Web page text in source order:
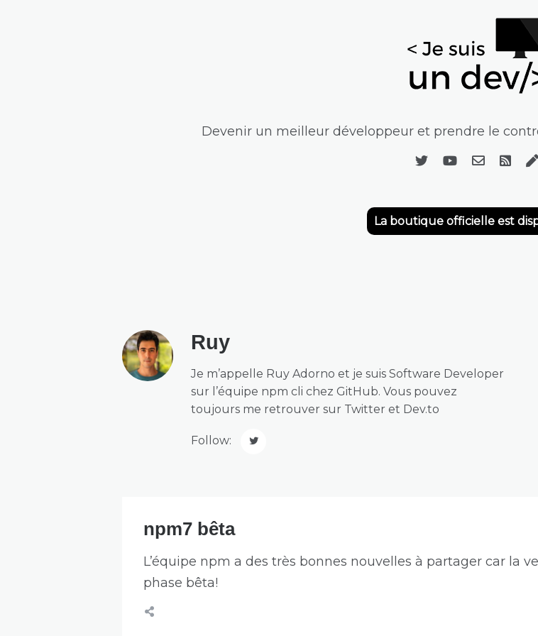
Devenir un meilleur développeur et prendre le
La boutique officielle est
Ruy
Je m’appelle Ruy Adorno et je suis Software Developer
sur l’équipe npm cli chez GitHub. Vous pouvez
toujours me retrouver sur Twitter et Dev.to
Follow:
npm7 bêta
L’équipe npm a des très bonnes nouvelles à partager car la
phase bêta!